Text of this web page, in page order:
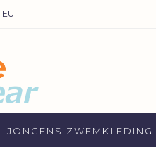
JONGENS ZWEMKLEDING